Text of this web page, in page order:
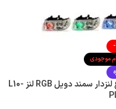
موجودی
چراغ لنزدار سمند دویل RGB لنز L10-